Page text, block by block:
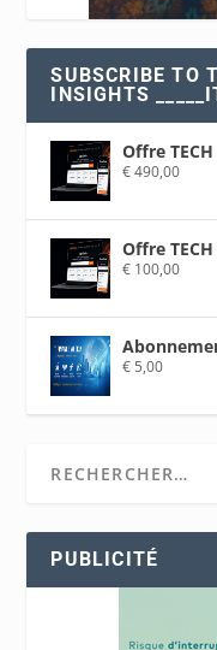
SUBSCRIBE TO
INSIGHTS
Offre
€490,00
Offre
€ 100,00
€ 5,00
PUBLICITÉ